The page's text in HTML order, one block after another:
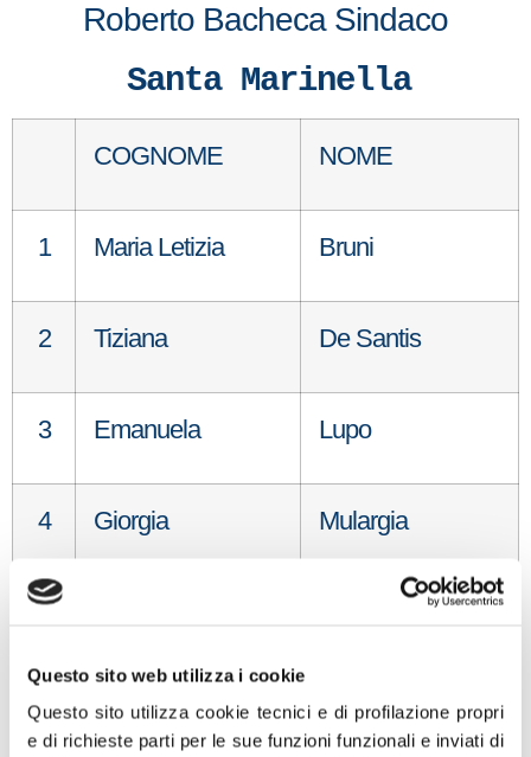
Questo sito web utilizza i cookie
Questo sito utilizza cookie tecnici e di profilazione propri
e di richieste parti per le sue funzioni funzionali e inviati di
Roberto Bacheca Sindaco
Santa Marinella
COGNOME NOME
1 Maria Letizia Bruni
2 Tiziana De Santis
3 Emanuela Lupo
4 Giorgia Mulargia
5
6 Teresa Polito